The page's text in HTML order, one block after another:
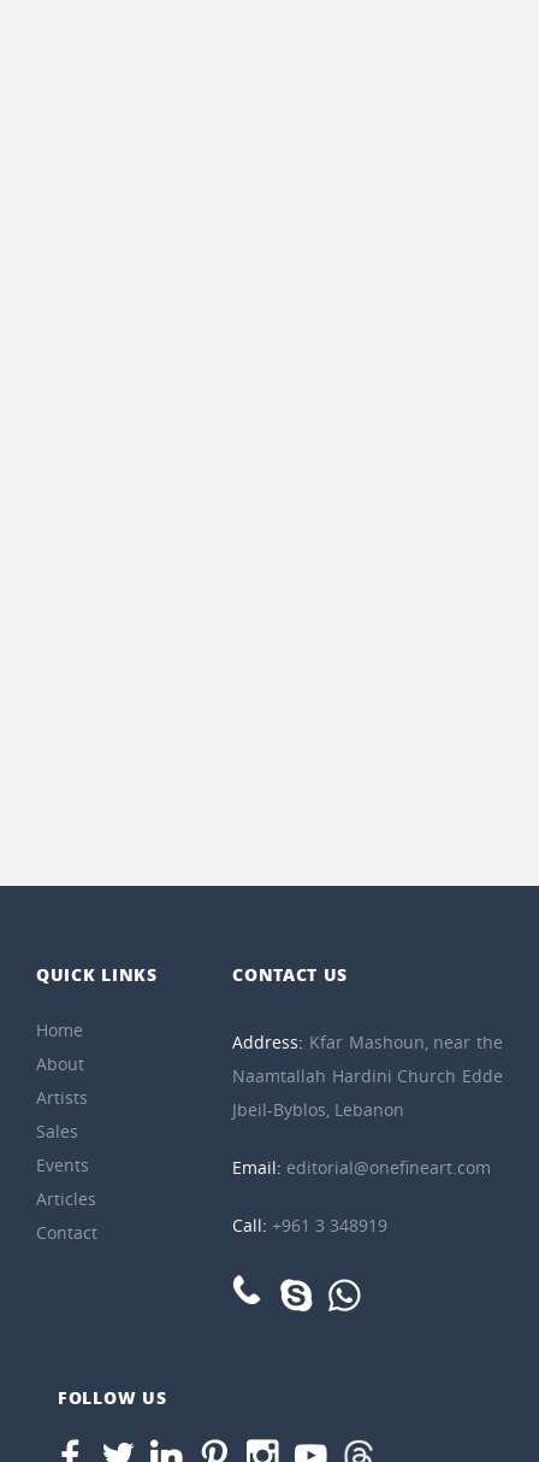
QUICK LINKS
Home
About
Artists
Sales
Events
Articles
Contact
CONTACT US
Address: Kfar Mashoun, near the
Naamtallah Hardini Church Edde
Jbeil-Byblos, Lebanon
Email: editorial@onefineart.com
Call:+961 3 348919
FOLLOW US